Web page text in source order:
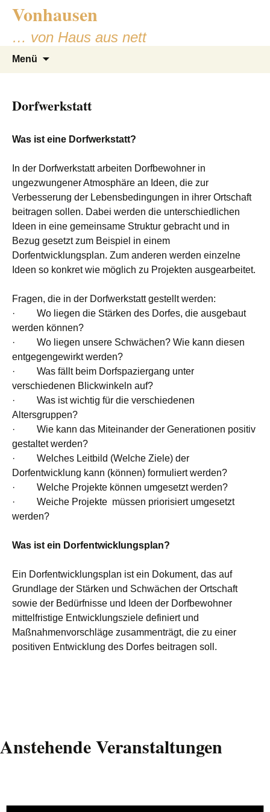
Inhalt
springen
Vonhausen
… von Haus aus nett
Menü
Dorfwerkstatt
Was ist eine Dorfwerkstatt?
In der Dorfwerkstatt arbeiten Dorfbewohner in
ungezwungener Atmosphäre an Ideen, die zur
Verbesserung der Lebensbedingungen in ihrer Ortschaft
beitragen sollen. Dabei werden die unterschiedlichen
Ideen in eine gemeinsame Struktur gebracht und in
Bezug gesetzt zum Beispiel in einem
Dorfentwicklungsplan. Zum anderen werden einzelne
Ideen so konkret wie möglich zu Projekten ausgearbeitet.
Fragen, die in der Dorfwerkstatt gestellt werden:
· Wo liegen die Stärken des Dorfes, die ausgebaut
werden können?
· Wo liegen unsere Schwächen? Wie kann diesen
entgegengewirkt werden?
· Was fällt beim Dorfspaziergang unter
verschiedenen Blickwinkeln auf?
· Was ist wichtig für die verschiedenen
Altersgruppen?
· Wie kann das Miteinander der Generationen positiv
gestaltet werden?
· Welches Leitbild (Welche Ziele) der
Dorfentwicklung kann (können) formuliert werden?
· Welche Projekte können umgesetzt werden?
· Weiche Projekte müssen priorisiert umgesetzt
werden?
Was ist ein Dorfentwicklungsplan?
Ein Dorfentwicklungsplan ist ein Dokument, das auf
Grundlage der Stärken und Schwächen der Ortschaft
sowie der Bedürfnisse und Ideen der Dorfbewohner
mittelfristige Entwicklungsziele definiert und
Maßnahmenvorschläge zusammenträgt, die zu einer
positiven Entwicklung des Dorfes beitragen soll.
Anstehende Veranstaltungen